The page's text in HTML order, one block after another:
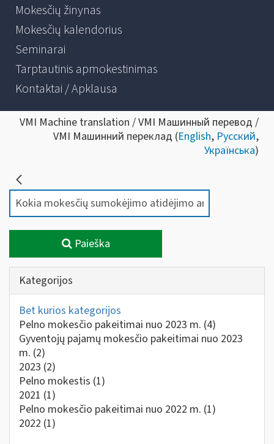
Mokesčių žinynas
Mokesčių kalendorius
Seminarai
Tarptautinis apmokestinimas
Kontaktai / Apklausa
VMI Machine translation / VMI Машинный перевод /
VMI Машинний переклад (English, Русский,
Українська)
Paieška
Kategorijos
Bet kurios kategorijos
Pelno mokesčio pakeitimai nuo 2023 m. (4)
Gyventojų pajamų mokesčio pakeitimai nuo 2023
m. (2)
2023 (2)
Pelno mokestis (1)
2021 (1)
Pelno mokesčio pakeitimai nuo 2022 m. (1)
2022 (1)